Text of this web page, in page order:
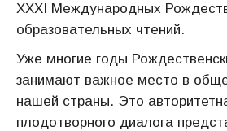
XXXI Международных
образовательных чтений.
Уже многие годы
занимают важное место в
нашей страны. Это
плодотворного диалога